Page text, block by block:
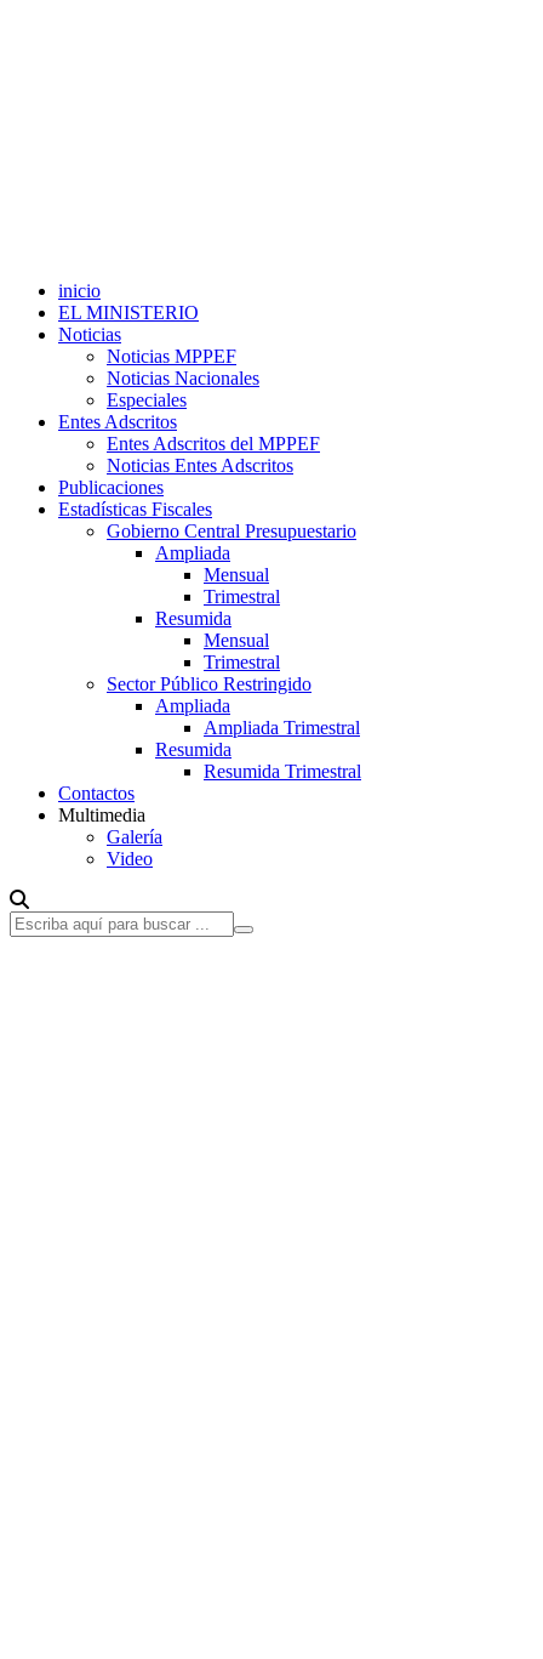
inicio
EL MINISTERIO
Noticias
Noticias MPPEF
Noticias Nacionales
Especiales
Entes Adscritos
Entes Adscritos del MPPEF
Noticias Entes Adscritos
Publicaciones
Estadísticas Fiscales
Gobierno Central Presupuestario
Ampliada
Mensual
Trimestral
Resumida
Mensual
Trimestral
Sector Público Restringido
Ampliada
Ampliada Trimestral
Resumida
Resumida Trimestral
Contactos
Multimedia
Galería
Video